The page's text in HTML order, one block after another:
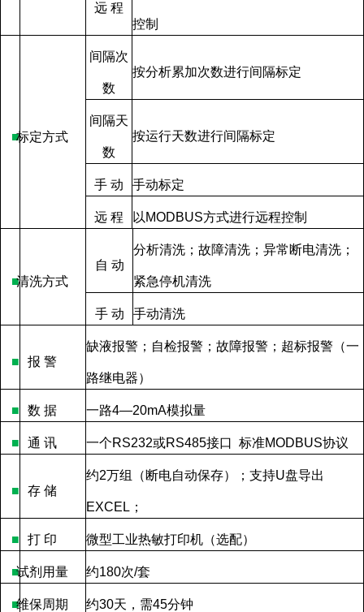
远 程
控制
■标定方式
间隔次
数
按分析累加次数进行间隔标定
间隔天
数
按运行天数进行间隔标定
手 动 手动标定
远 程 以 MODBUS方式进行远程控制
■清洗方式
自 动
分析清洗；故障清洗；异常断电清洗；
紧急停机清洗
手 动 手动清洗
■ 报 警
缺液报警；自检报警；故障报警；超标报警（一
路继电器）
■ 数 据 一路4—20mA模拟量
■ 通 讯 一个RS232或RS485接口 标准MODBUS协议
■ 存 储
约2万组（断电自动保存）；支持U盘导出
EXCEL ；
■ 打 印 微型工业热敏打印机（选配）
■试剂用量 约180次/套
■维保周期 约30天，需45分钟